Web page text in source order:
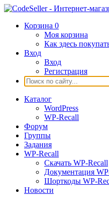
Корзина 0
Моя корзина
Как здесь
Вход
Вход
Регистрация
Каталог
WordPress
WP-Recall
Форум
Группы
Задания
WP-Recall
Скачать WP-Recall
Документация
Шорткоды WP-
Новости